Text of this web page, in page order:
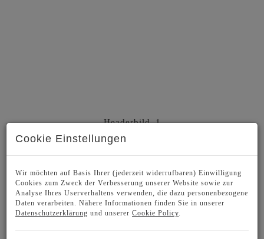
Headerbild_1
BESCHREIBUNG
Cookie Einstellungen
Wir möchten auf Basis Ihrer (jederzeit widerrufbaren) Einwilligung
Cookies zum Zweck der Verbesserung unserer Website sowie zur
Analyse Ihres Userverhaltens verwenden, die dazu personenbezogene
Daten verarbeiten. Nähere Informationen finden Sie in unserer
Datenschutzerklärung und unserer Cookie Policy.